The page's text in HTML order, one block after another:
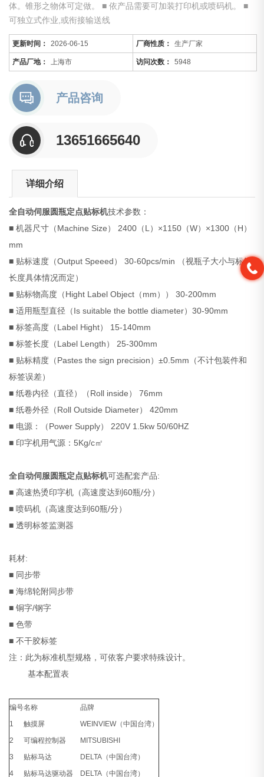
体。锥形之物体可定做。 ■ 依产品需要可加装打印机或喷码机。 ■
可独立式作业,或衔接输送线
更新时间： 2026-06-15 厂商性质： 生产厂家
产品厂地： 上海市 访问次数： 5948
产品咨询
13651665640
详细介绍
全自动伺服圆瓶定点贴标机技术参数：
■ 机器尺寸（Machine Size） 2400（L）×1150（W）×1300（H）
mm
■ 贴标速度（Output Speeed） 30-60pcs/min （视瓶子大小与标签
长度具体情况而定）
■ 贴标物高度（Hight Label Object（mm）） 30-200mm
■ 适用瓶型直径（Is suitable the bottle diameter）30-90mm
■ 标签高度（Label Hight） 15-140mm
■ 标签长度（Label Length） 25-300mm
■ 贴标精度（Pastes the sign precision）±0.5mm（不计包装件和
标签误差）
■ 纸卷内径（直径）（Roll inside） 76mm
■ 纸卷外径（Roll Outside Diameter） 420mm
■ 电源：（Power Supply） 220V 1.5kw 50/60HZ
■ 印字机用气源：5Kg/c㎡
全自动伺服圆瓶定点贴标机可选配套产品:
■ 高速热烫印字机（高速度达到60瓶/分）
■ 喷码机（高速度达到60瓶/分）
■ 透明标签监测器
耗材:
■ 同步带
■ 海绵轮附同步带
■ 铜字/钢字
■ 色带
■ 不干胶标签
注：此为标准机型规格，可依客户要求特殊设计。
基本配置表
编号名称
品牌
1
触摸屏
WEINVIEW（中国台湾）
2
可编程控制器
MITSUBISHI
3
贴标马达
DELTA（中国台湾）
4
贴标马达驱动器 DELTA（中国台湾）